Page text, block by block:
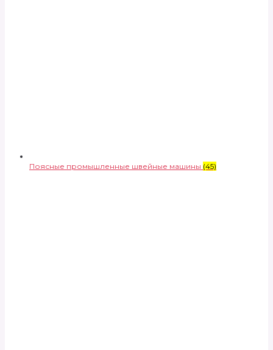
Поясные промышленные швейные машины (45)